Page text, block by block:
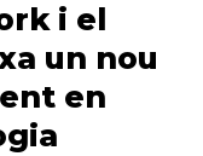
i el
un nou
en